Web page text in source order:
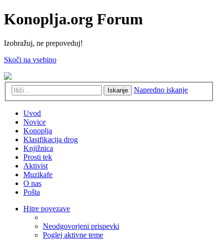
Konoplja.org Forum
Izobražuj, ne prepoveduj!
Skoči na vsebino
Iskanje Napredno iskanje
Uvod
Novice
Konoplja
Klasifikacija drog
Knjižnica
Prosti tek
Aktivist
Muzikafe
O nas
Pošta
Hitre povezave
Neodgovorjeni prispevki
Poglej aktivne teme